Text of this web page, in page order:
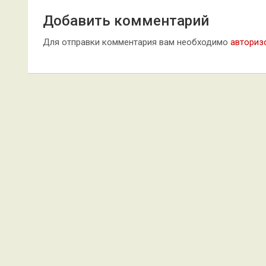
Добавить комментарий
Для отправки комментария вам необходимо